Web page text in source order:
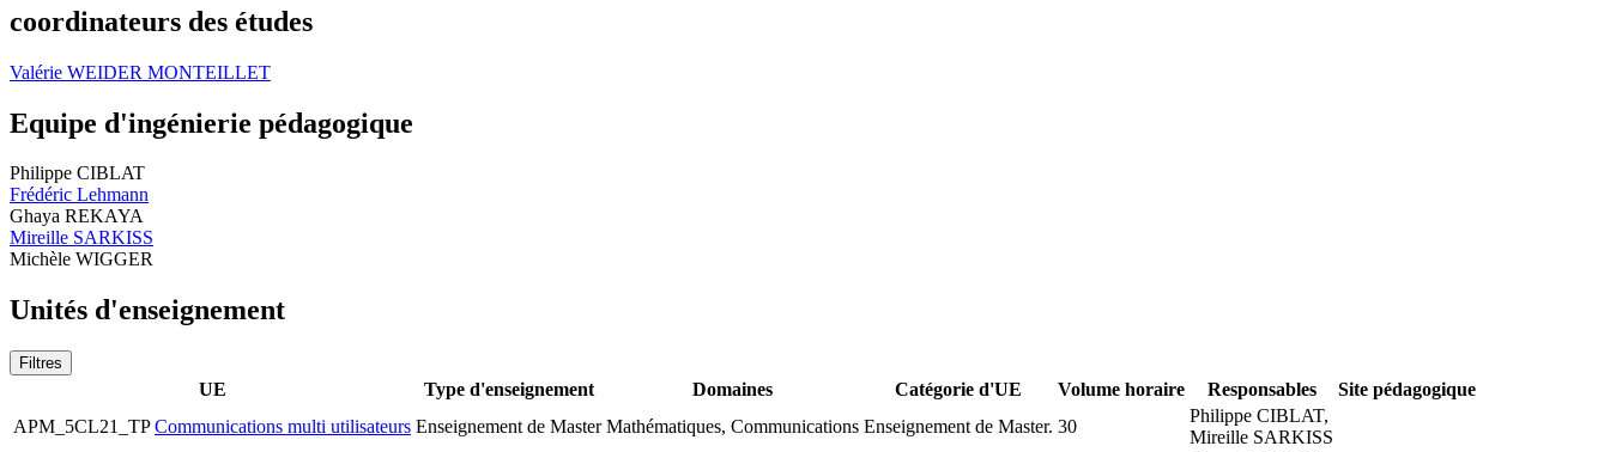
coordinateurs des études
Valérie WEIDER MONTEILLET
Equipe d'ingénierie pédagogique
Philippe CIBLAT
Frédéric Lehmann
Ghaya REKAYA
Mireille SARKISS
Michèle WIGGER
Unités d'enseignement
Filtres
UE Type d'enseignement Domaines Catégorie d'UE Volume horaire Responsables
Site pédagogique
APM_5CL21_TP Communications multi utilisateurs Enseignement de Master Mathématiques, Communications Enseignement de Master. 30
Philippe CIBLAT,
Mireille SARKISS